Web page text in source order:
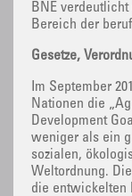
BNE
Bereich der
Gesetze,
Im September
Nationen die
Development
weniger als ein
sozialen,
Weltordnung.
die entwickelten